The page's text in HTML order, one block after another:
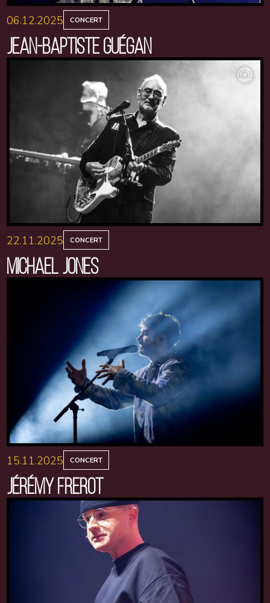
06.12.2025 CONCERT
JEAN-BAPTISTE GUÉGAN
22.11.2025 CONCERT
MICHAEL JONES
15.11.2025 CONCERT
JÉRÉMY FREROT